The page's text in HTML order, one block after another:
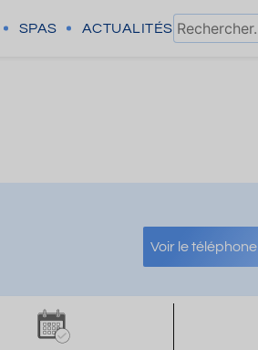
SPAS ACTUALITÉS
Voir le téléphone